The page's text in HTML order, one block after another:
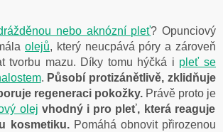
nebo aknózní pleť? Opunciový
olejů, který neucpává póry a zároveň
tvorbu mazu. Díky tomu hýčká i pleť se
. Působí protizánětlivě, zklidňuje
regeneraci pokožky. Právě proto je
olej vhodný i pro pleť, která reaguje
kosmetiku.Pomáhá obnovit přirozenou